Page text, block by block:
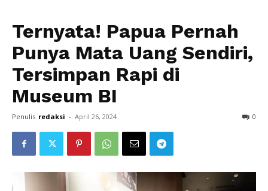
Ternyata! Papua Pernah
Punya Mata Uang Sendiri,
Tersimpan Rapi di
Museum BI
Penulis redaksi - April 26, 2024 0